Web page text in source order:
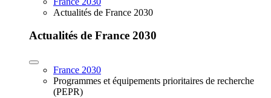
Actualités de France 2030
Actualités de France 2030
France 2030
Programmes et équipements prioritaires de recherche
(PEPR)